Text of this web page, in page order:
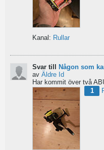
Kanal: Rullar
Svar till Någon som kan
av Äldre Id
1